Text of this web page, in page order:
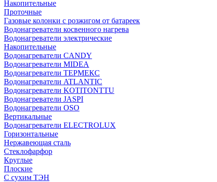
Накопительные
Проточные
Газовые колонки с розжигом от батареек
Водонагреватели косвенного нагрева
Водонагреватели электрические
Накопительные
Водонагреватели CANDY
Водонагреватели MIDEA
Водонагреватели ТЕРМЕКС
Водонагреватели ATLANTIC
Водонагреватели KOTITONTTU
Водонагреватели JASPI
Водонагреватели OSO
Вертикальные
Водонагреватели ELECTROLUX
Горизонтальные
Нержавеющая сталь
Стеклофарфор
Круглые
Плоские
С сухим ТЭН